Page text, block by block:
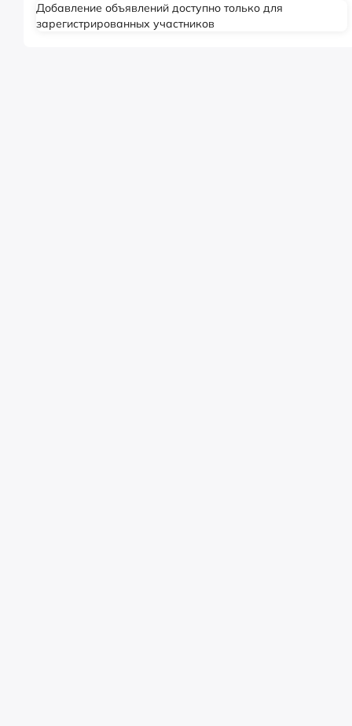
Добавление объявлений доступно только для
зарегистрированных участников